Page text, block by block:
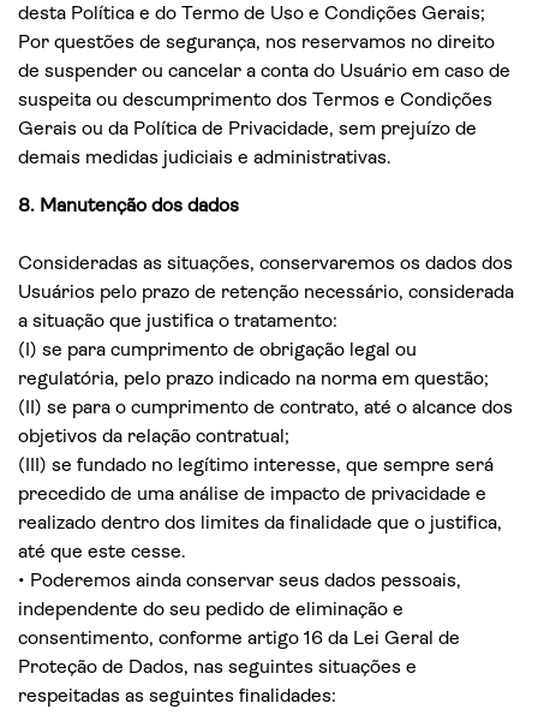
desta Política e do Termo de Uso e Condições Gerais;
Por questões de segurança, nos reservamos no direito
de suspender ou cancelar a conta do Usuário em caso de
suspeita ou descumprimento dos Termos e Condições
Gerais ou da Política de Privacidade, sem prejuízo de
demais medidas judiciais e administrativas.
8. Manutenção dos dados
Consideradas as situações, conservaremos os dados dos
Usuários pelo prazo de retenção necessário, considerada
a situação que justifica o tratamento:
(I) se para cumprimento de obrigação legal ou
regulatória, pelo prazo indicado na norma em questão;
(II) se para o cumprimento de contrato, até o alcance dos
objetivos da relação contratual;
(III) se fundado no legítimo interesse, que sempre será
precedido de uma análise de impacto de privacidade e
realizado dentro dos limites da finalidade que o justifica,
até que este cesse.
• Poderemos ainda conservar seus dados pessoais,
independente do seu pedido de eliminação e
consentimento, conforme artigo 16 da Lei Geral de
Proteção de Dados, nas seguintes situações e
respeitadas as seguintes finalidades: